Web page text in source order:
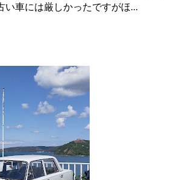
い車には厳しかったですがほ...